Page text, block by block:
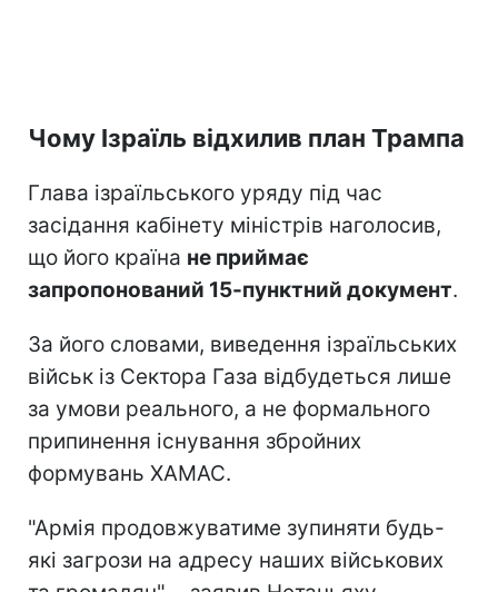
Чому Ізраїль відхилив план Трампа
Глава ізраїльського уряду під час
засідання кабінету міністрів наголосив,
що його країна не приймає
запропонований 15-пунктний документ.
За його словами, виведення ізраїльських
військ із Сектора Газа відбудеться лише
за умови реального, а не формального
припинення існування збройних
формувань ХАМАС.
"Армія продовжуватиме зупиняти будь-
які загрози на адресу наших військових